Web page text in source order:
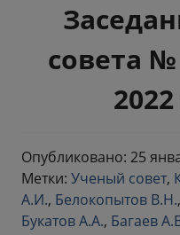
совета №
Опубликовано: 25
Метки: Ученый совет,
А.И., Белокопытов В.Н.,
Букатов А.А., Багаев